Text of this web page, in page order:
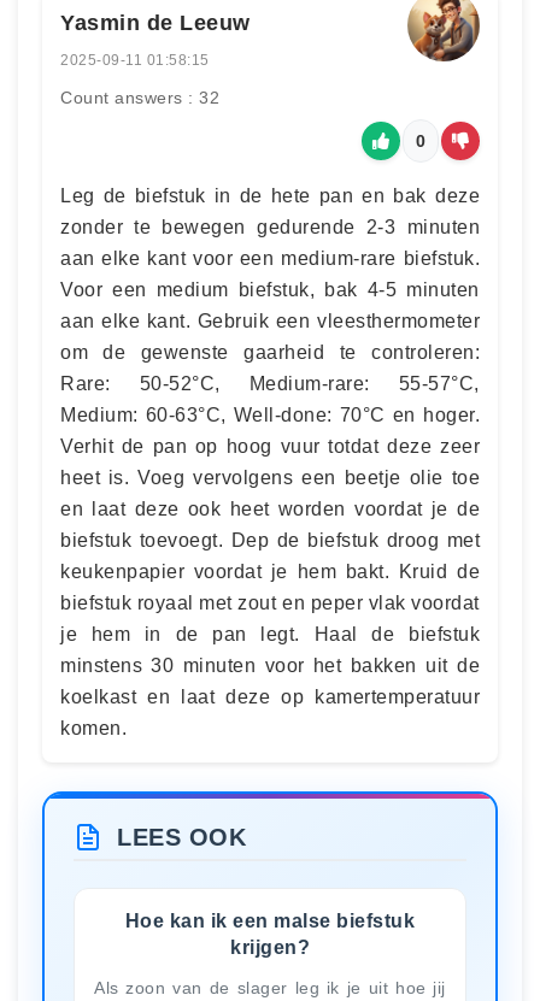
Yasmin de Leeuw
2025-09-11 01:58:15
Count answers : 32
0
Leg de biefstuk in de hete pan en bak deze
zonder te bewegen gedurende 2-3 minuten
aan elke kant voor een medium-rare biefstuk.
Voor een medium biefstuk, bak 4-5 minuten
aan elke kant. Gebruik een vleesthermometer
om de gewenste gaarheid te controleren:
Rare: 50-52°C, Medium-rare: 55-57°C,
Medium: 60-63°C, Well-done: 70°C en hoger.
Verhit de pan op hoog vuur totdat deze zeer
heet is. Voeg vervolgens een beetje olie toe
en laat deze ook heet worden voordat je de
biefstuk toevoegt. Dep de biefstuk droog met
keukenpapier voordat je hem bakt. Kruid de
biefstuk royaal met zout en peper vlak voordat
je hem in de pan legt. Haal de biefstuk
minstens 30 minuten voor het bakken uit de
koelkast en laat deze op kamertemperatuur
komen.
LEES OOK
Hoe kan ik een malse biefstuk
krijgen?
Als zoon van de slager leg ik je uit hoe jij